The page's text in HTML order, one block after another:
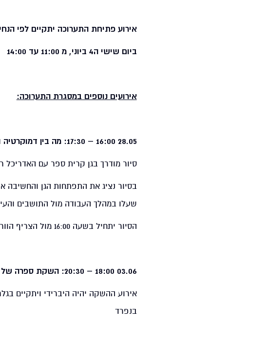
אירוע פתיחת התערוכה יתקיים לפי
ביום שישי ה4 ביוני, מ 11:00 עד 14:00
אירועים נוספים במסגרת התערוכה:
28.05 16:00 – 17:30: מה בין דמוקרטיה ואקולוגיה?
סיור מודרך בגן קרית ספר עם האדריכל
בסיור נציג את התפתחות הגן והחשיבה
שעלו במהלך העבודה מול התושבים
הסיור יתחיל בשעה 16:00 מול הצריף הוורוד, ויימשך עד שעה 17:30.
03.06 18:00 – 20:30: השקת ספרה של ד"ר שלי כהן: אדריכלות ודאגה
אירוע ההשקה יהיה היברידי ויתקיים
בנפרד